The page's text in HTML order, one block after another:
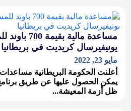
مساعدة
يونيفيرسال كريديت في بريطانيا
مايو 23, 2022
يمكن الحصول عليها عن طريق
ظل أزمة المعيشة...